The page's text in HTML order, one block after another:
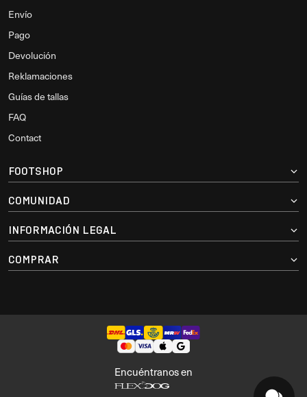
Envío
Pago
Devolución
Reklamaciones
Guías de tallas
FAQ
Contact
FOOTSHOP
COMUNIDAD
INFORMACIÓN LEGAL
COMPRAR
Encuéntranos en